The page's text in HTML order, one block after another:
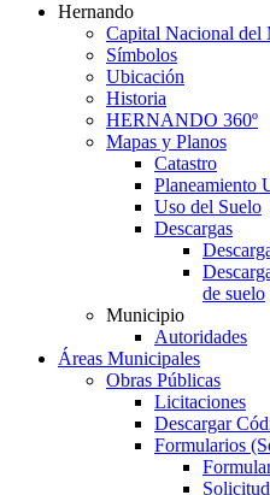
Hernando
Capital Nacional del
Símbolos
Ubicación
Historia
HERNANDO 360º
Mapas y Planos
Catastro
Planeamiento
Uso del Suelo
Descargas
de suelo
Municipio
Autoridades
Áreas Municipales
Obras Públicas
Licitaciones
Descargar
Formularios